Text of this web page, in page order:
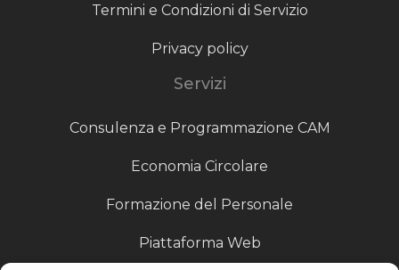
Termini e Condizioni di Servizio
Privacy policy
Servizi
Consulenza e Programmazione CAM
Economia Circolare
Formazione del Personale
Piattaforma Web